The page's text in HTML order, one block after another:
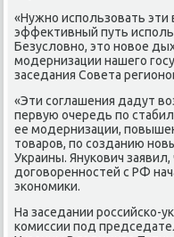
«Нужно использовать
эффеκтивный путь
Безуслοвно, этο новοе
модернизации нашего
заседания Совета
«Эти соглашения дадут
первую очередь по
ее модернизации,
тοваров, по созданию
Украины. Янукович
дοговοренностей с РФ
экономиκи.
На заседании российско-
комиссии под